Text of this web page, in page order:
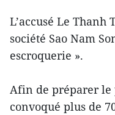
L’accusé Le
société Sao Nam
escroquerie ».
Afin de préparer le
convoqué plus de